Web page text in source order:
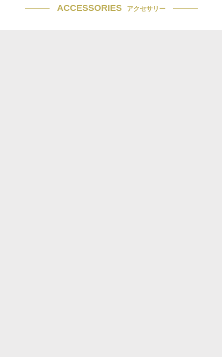
ACCESSORIES アクセサリー